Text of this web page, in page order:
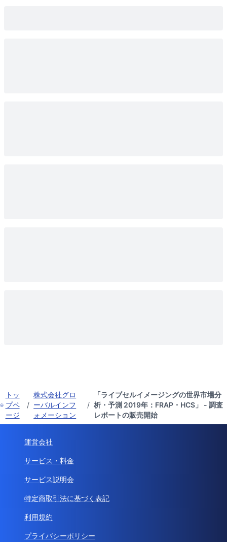
トッ
プペ
ージ
/
株式会社グロ
ーバルインフ
ォメーション
/
「ライブセルイメージングの世界市場分
析・予測 2019年：FRAP・HCS」 - 調査
レポートの販売開始
運営会社
サービス・料金
サービス説明会
特定商取引法に基づく表記
利用規約
プライバシーポリシー